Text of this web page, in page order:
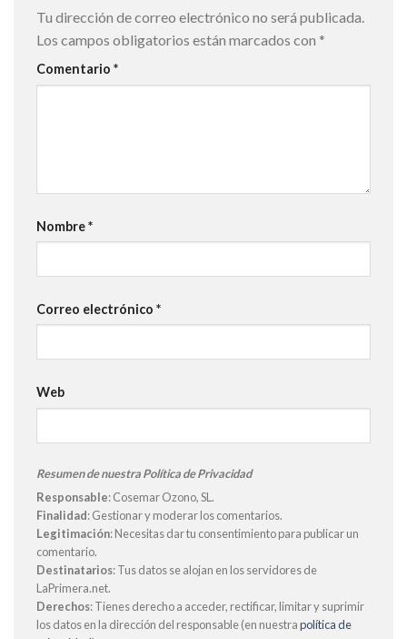
Tu dirección de correo electrónico no será publicada.
Los campos obligatorios están marcados con *
Comentario *
Nombre*
Correo electrónico *
Web
Resumen de nuestra Política de Privacidad
Responsable: Cosemar Ozono, SL.
Finalidad: Gestionar y moderar los comentarios.
Legitimación: Necesitas dar tu consentimiento para publicar un
comentario.
Destinatarios: Tus datos se alojan en los servidores de
LaPrimera.net.
Derechos: Tienes derecho a acceder, rectificar, limitar y suprimir
los datos en la dirección del responsable (en nuestrapolítica de